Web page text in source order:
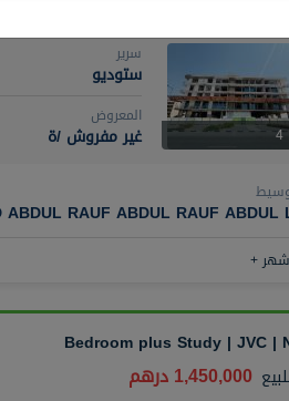
4
سرير
ستوديو
المعروض
غير مفروش /ة
ABDUL RAUF ABDUL RAUF ABDUL
1,450,000 درهم